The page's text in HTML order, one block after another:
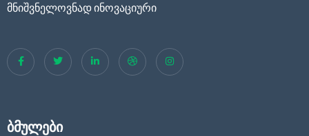
მნიშვნელოვნად ინოვაციური
ბმულები